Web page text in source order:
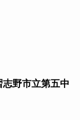
野市立第五中